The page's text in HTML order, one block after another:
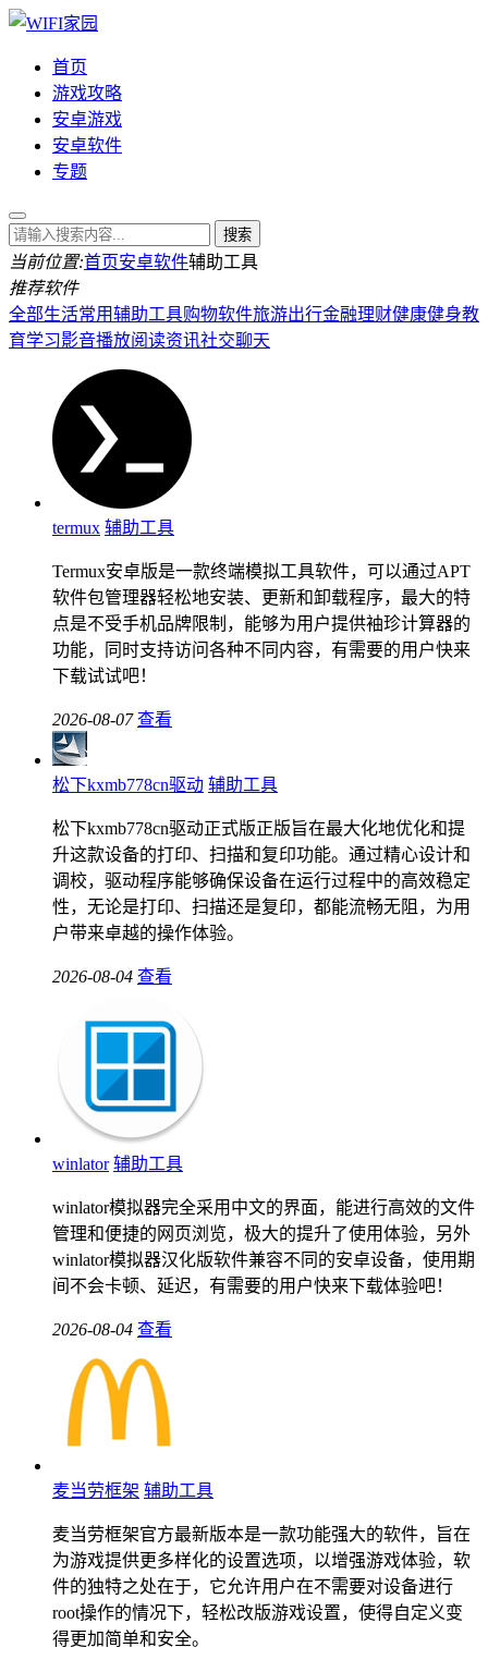
首页
游戏攻略
安卓游戏
安卓软件
专题
当前位置:首页安卓软件辅助工具
推荐软件
全部生活常用辅助工具购物软件旅游出行金融理财健康健身教
育学习影音播放阅读资讯社交聊天
termux 辅助工具
Termux安卓版是一款终端模拟工具软件，可以通过APT
软件包管理器轻松地安装、更新和卸载程序，最大的特
点是不受手机品牌限制，能够为用户提供袖珍计算器的
功能，同时支持访问各种不同内容，有需要的用户快来
下载试试吧！
2026-08-07 查看
松下kxmb778cn驱动 辅助工具
松下kxmb778cn驱动正式版正版旨在最大化地优化和提
升这款设备的打印、扫描和复印功能。通过精心设计和
调校，驱动程序能够确保设备在运行过程中的高效稳定
性，无论是打印、扫描还是复印，都能流畅无阻，为用
户带来卓越的操作体验。
2026-08-04 查看
winlator 辅助工具
winlator模拟器完全采用中文的界面，能进行高效的文件
管理和便捷的网页浏览，极大的提升了使用体验，另外
winlator模拟器汉化版软件兼容不同的安卓设备，使用期
间不会卡顿、延迟，有需要的用户快来下载体验吧！
2026-08-04 查看
麦当劳框架 辅助工具
麦当劳框架官方最新版本是一款功能强大的软件，旨在
为游戏提供更多样化的设置选项，以增强游戏体验，软
件的独特之处在于，它允许用户在不需要对设备进行
root操作的情况下，轻松改版游戏设置，使得自定义变
得更加简单和安全。